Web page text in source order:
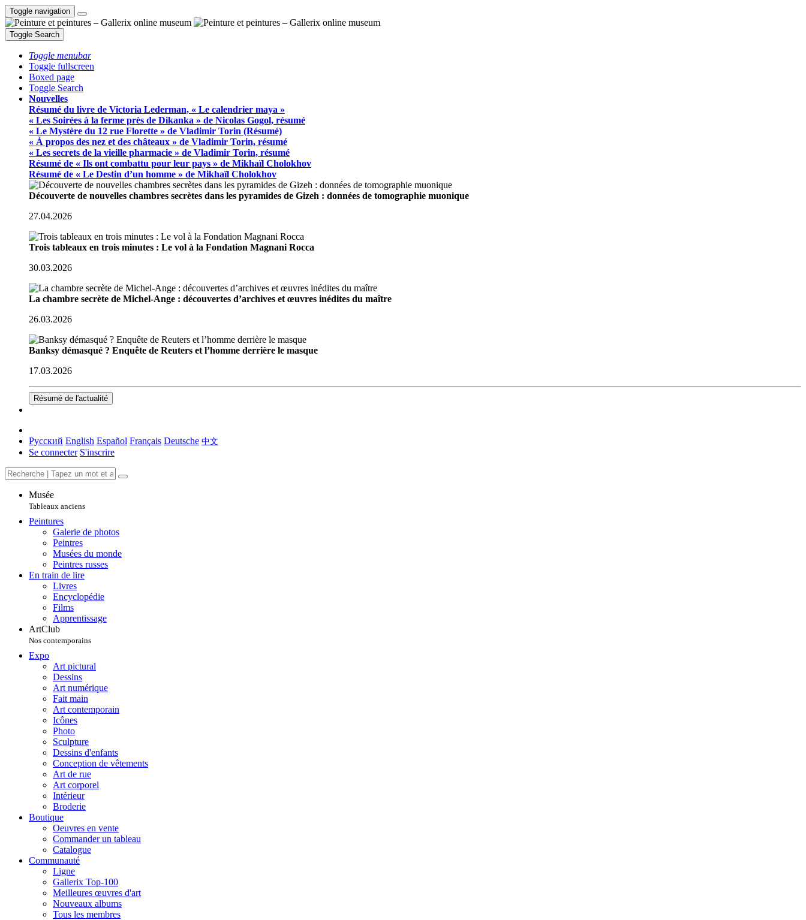
Toggle navigation
Toggle Search
Toggle menubar
Toggle fullscreen
Boxed page
Toggle Search
Nouvelles
Résumé du livre de Victoria Lederman, « Le calendrier maya »
« Les Soirées à la ferme près de Dikanka » de Nicolas Gogol, résumé
« Le Mystère du 12 rue Florette » de Vladimir Torin (Résumé)
« À propos des nez et des châteaux » de Vladimir Torin, résumé
« Les secrets de la vieille pharmacie » de Vladimir Torin, résumé
Résumé de « Ils ont combattu pour leur pays » de Mikhaïl Cholokhov
Résumé de « Le Destin d’un homme » de Mikhaïl Cholokhov
Découverte de nouvelles chambres secrètes dans les pyramides de Gizeh : données de tomographie muonique
27.04.2026
Trois tableaux en trois minutes : Le vol à la Fondation Magnani Rocca
30.03.2026
La chambre secrète de Michel-Ange : découvertes d’archives et œuvres inédites du maître
26.03.2026
Banksy démasqué ? Enquête de Reuters et l’homme derrière le masque
17.03.2026
Résumé de l'actualité
Русский English Español Français Deutsche 中文
Se connecter S'inscrire
Musée
Tableaux anciens
Peintures
Galerie de photos
Peintres
Musées du monde
Peintres russes
En train de lire
Livres
Encyclopédie
Films
Apprentissage
ArtClub
Nos contemporains
Expo
Art pictural
Dessins
Art numérique
Fait main
Art contemporain
Icônes
Photo
Sculpture
Dessins d'enfants
Conception de vêtements
Art de rue
Art corporel
Intérieur
Broderie
Boutique
Oeuvres en vente
Commander un tableau
Catalogue
Communauté
Ligne
Gallerix Top-100
Meilleures œuvres d'art
Nouveaux albums
Tous les membres